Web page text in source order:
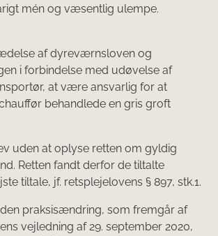
mén og væsentlig ulempe.
af dyreværnsloven og
i forbindelse med udøvelse af
at være ansvarlig for at
behandlede en gris groft
uden at oplyse retten om gyldig
Retten fandt derfor de tiltalte
tiltale, jf. retsplejelovens § 897, stk.1.
praksisændring, som fremgår af
vejledning af 29. september 2020,